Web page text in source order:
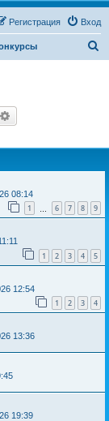
Вход
Регистрация
08:14
1 6 7 8 9
1 2 3 4 5
12:54
1 2 3 4
13:36
19:39